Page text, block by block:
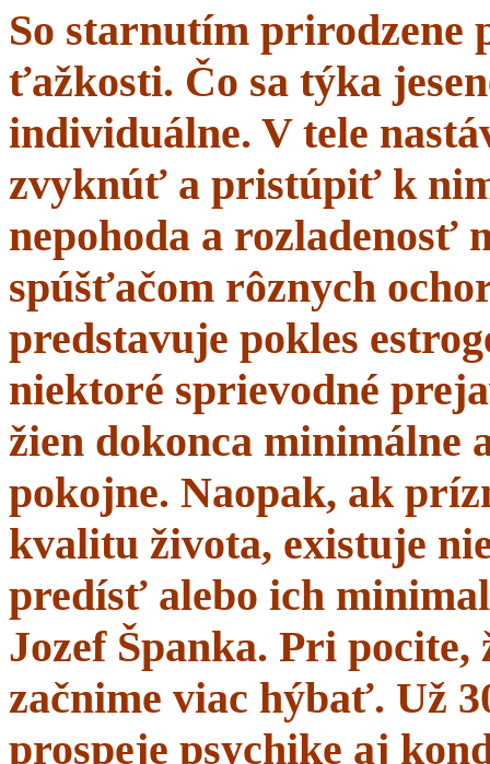
So starnutím prirodzene
ťažkosti. Čo sa týka
individuálne. V tele
zvyknúť a pristúpiť k
nepohoda a
spúšťačom rôznych
predstavuje pokles
niektoré sprievodné
žien dokonca minimálne
pokojne. Naopak, ak
kvalitu života, existuje
predísť alebo ich
Jozef Španka. Pri
začnime viac hýbať. Už
prospeje psychike aj